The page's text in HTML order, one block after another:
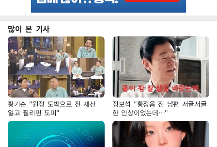
많이 본 기사
황기순 "원정 도박으로 전 재산
잃고 필리핀 도피"
정보석 "황정음 전 남편 서글서글
한 인상이었는데…"